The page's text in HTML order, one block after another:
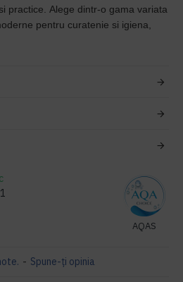
practice. Alege dintr-o gama variata
pentru curatenie si igiena,
AQAS
- Spune-ţi opinia